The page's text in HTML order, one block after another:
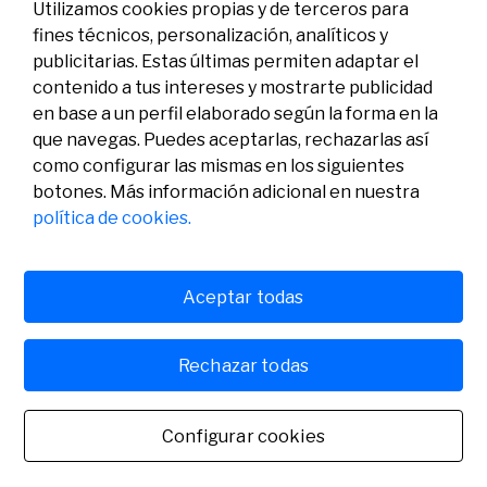
Legal
Aviso legal
Política de privacidad
Actividad
Convocatorias
Premios
Social
© Fundación Banco Sabadell 2024 todos los derechos
Utilizamos cookies propias y de terceros para
fines técnicos, personalización, analíticos y
publicitarias. Estas últimas permiten adaptar el
contenido a tus intereses y mostrarte publicidad
en base a un perfil elaborado según la forma en la
que navegas. Puedes aceptarlas, rechazarlas así
como configurar las mismas en los siguientes
botones. Más información adicional en nuestra
política de cookies.
Configurar cookies
Rechazar todas
Aceptar todas